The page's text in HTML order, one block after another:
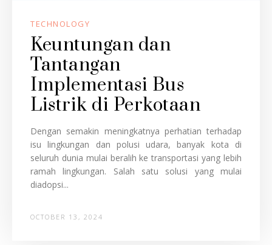
TECHNOLOGY
Keuntungan dan
Tantangan
Implementasi Bus
Listrik di Perkotaan
Dengan semakin meningkatnya perhatian terhadap
isu lingkungan dan polusi udara, banyak kota di
seluruh dunia mulai beralih ke transportasi yang lebih
ramah lingkungan. Salah satu solusi yang mulai
diadopsi...
OCTOBER 13, 2024